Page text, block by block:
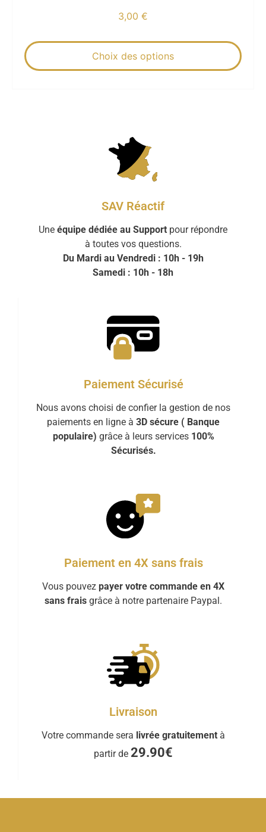
3,00 €
Choix des options
SAV Réactif
Une équipe dédiée au Support pour répondre
à toutes vos questions.
Du Mardi au Vendredi : 10h - 19h
Samedi : 10h - 18h
Paiement Sécurisé
Nous avons choisi de confier la gestion de nos
paiements en ligne à 3D sécure ( Banque
populaire) grâce à leurs services 100%
Sécurisés.
Paiement en 4X sans frais
Vous pouvez payer votre commande en 4X
sans frais grâce à notre partenaire Paypal.
Livraison
Votre commande sera livrée gratuitement à
partir de 29.90€